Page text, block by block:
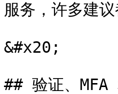
服务，许多建议
&#x20;
## 验证、MFA